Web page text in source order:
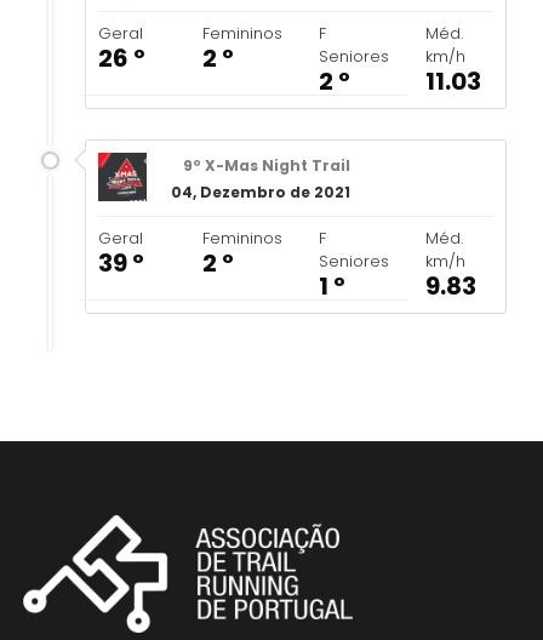
Geral
26 º
Femininos
2 º
F
Seniores
2 º
Méd.
km/h
11.03
9º X-Mas Night Trail
04, Dezembro de 2021
Geral
39 º
Femininos
2 º
F
Seniores
1 º
Méd.
km/h
9.83